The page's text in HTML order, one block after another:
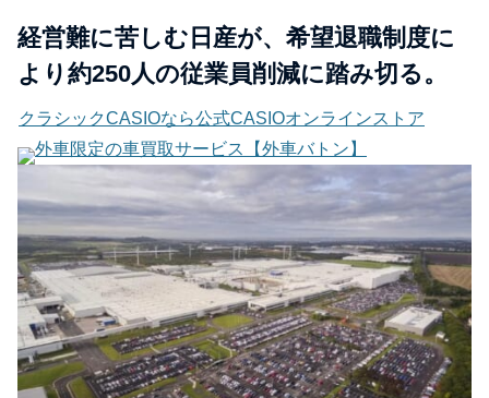
経営難に苦しむ日産が、希望退職制度に
より約250人の従業員削減に踏み切る。
クラシックCASIOなら公式CASIOオンラインストア
外車限定の車買取サービス【外車バトン】